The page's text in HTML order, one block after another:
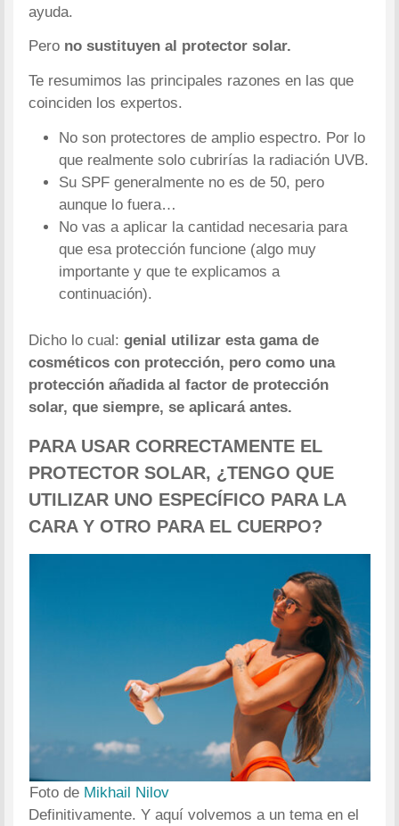
ayuda.
Pero no sustituyen al protector solar.
Te resumimos las principales razones en las que
coinciden los expertos.
No son protectores de amplio espectro. Por lo
que realmente solo cubrirías la radiación UVB.
Su SPF generalmente no es de 50, pero
aunque lo fuera…
No vas a aplicar la cantidad necesaria para
que esa protección funcione (algo muy
importante y que te explicamos a
continuación).
Dicho lo cual:genial utilizar esta gama de
cosméticos con protección, pero como una
protección añadida al factor de protección
solar, que siempre, se aplicará antes.
PARA USAR CORRECTAMENTE EL
PROTECTOR SOLAR, ¿TENGO QUE
UTILIZAR UNO ESPECÍFICO PARA LA
CARA Y OTRO PARA EL CUERPO?
Foto de Mikhail Nilov
Definitivamente. Y aquí volvemos a un tema en el